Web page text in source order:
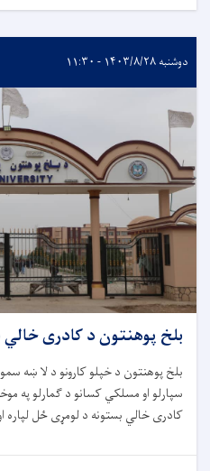
دوشنبه ۱۴۰۳/۸/۲۸ - ۱۱:۳۰
بلخ پوهنتون د کادری خالي
بلخ پوهنتون د خپلو کارونو د لا ښه
کادری خالي بستونه د لومړی ځل لپاره او (٢ )کادري